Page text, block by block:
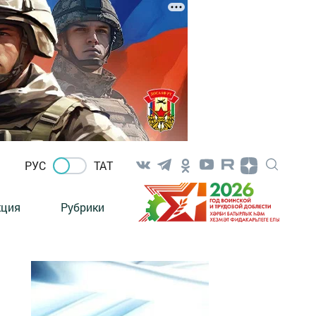
РУС ТАТ
Рубрики